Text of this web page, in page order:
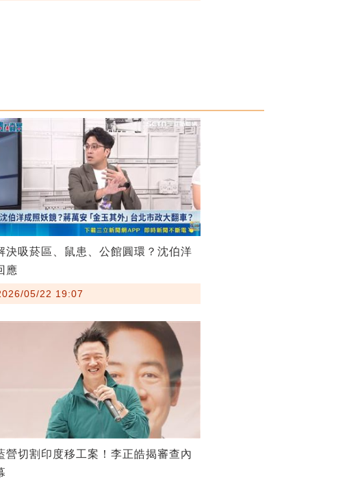
決吸菸區、鼠患、公館圓環？沈伯洋
應
05/22 19:07
營切割印度移工案！李正皓揭審查內